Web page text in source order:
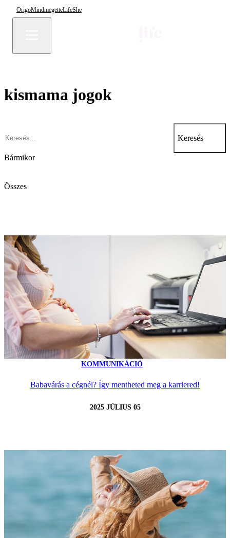
OrigoMindmegetteLifeShe
kismama jogok
Keresés
Bármikor
Összes
KOMMUNIKÁCIÓ
Babavárás a cégnél? Így mentheted meg a karriered!
2025 JÚLIUS 05